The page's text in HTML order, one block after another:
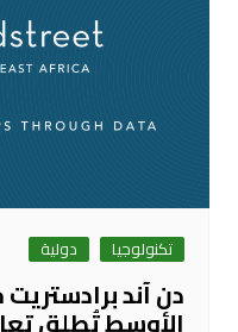
تكنولوجيا دولية
دن آند
الأوسط تُطلق